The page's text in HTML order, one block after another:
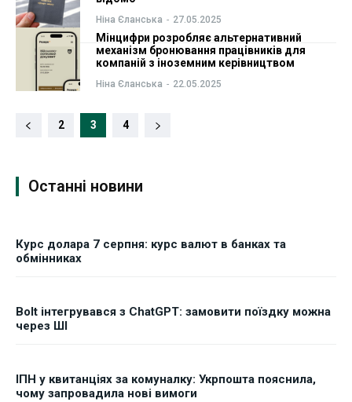
Ніна Єланська - 27.05.2025
Мінцифри розробляє альтернативний
механізм бронювання працівників для
компаній з іноземним керівництвом
Ніна Єланська - 22.05.2025
2 3 4
Останні новини
Курс долара 7 серпня: курс валют в банках та
обмінниках
Bolt інтегрувався з ChatGPT: замовити поїздку можна
через ШІ
ІПН у квитанціях за комуналку: Укрпошта пояснила,
чому запровадила нові вимоги